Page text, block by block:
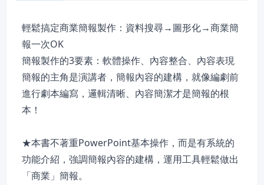
輕鬆搞定商業簡報製作：資料搜尋→圖形化→商業簡
報一次OK
簡報製作的3要素：軟體操作、內容整合、內容表現
簡報的主角是演講者，簡報內容的建構，就像編劇前
進行劇本編寫，邏輯清晰、內容簡潔才是簡報的根
本！
★本書不著重PowerPoint基本操作，而是有系統的
功能介紹，強調簡報內容的建構，運用工具輕鬆做出
「商業」簡報。